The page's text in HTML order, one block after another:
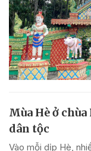
Mùa Hè ở
dân tộc
Vào mỗi dịp Hè,